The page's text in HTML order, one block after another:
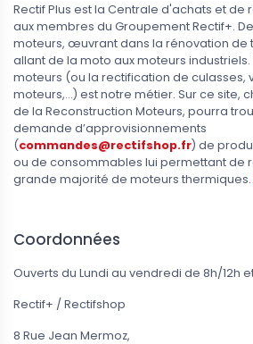
PISTONS YENMAK PSA
8FP 1.4 EP3
Accueil
LOT DE 8
NET HT
059109417
57,00 €
Rectif Plus est la Centrale d'achats et
aux membres du Groupement Rectif+.
moteurs, œuvrant dans la rénovation de
allant de la moto aux moteurs
moteurs (ou la rectification de culasses,
moteurs,...) est notre métier. Sur ce site,
de la Reconstruction Moteurs, pourra
demande d’approvisionnements
(commandes@rectifshop.fr) de
ou de consommables lui permettant de
grande majorité de moteurs thermiques.
Coordonnées
Ouverts du Lundi au vendredi de 8h/12h et
Rectif+ / Rectifshop
8 Rue Jean Mermoz,